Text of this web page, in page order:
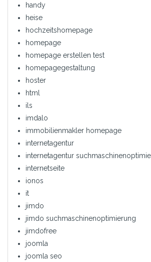
handy
heise
hochzeitshomepage
homepage
homepage erstellen test
homepagegestaltung
hoster
html
ils
imdalo
immobilienmakler homepage
internetagentur
internetagentur
internetseite
ionos
it
jimdo
jimdo suchmaschinenoptimierung
jimdofree
joomla
joomla seo